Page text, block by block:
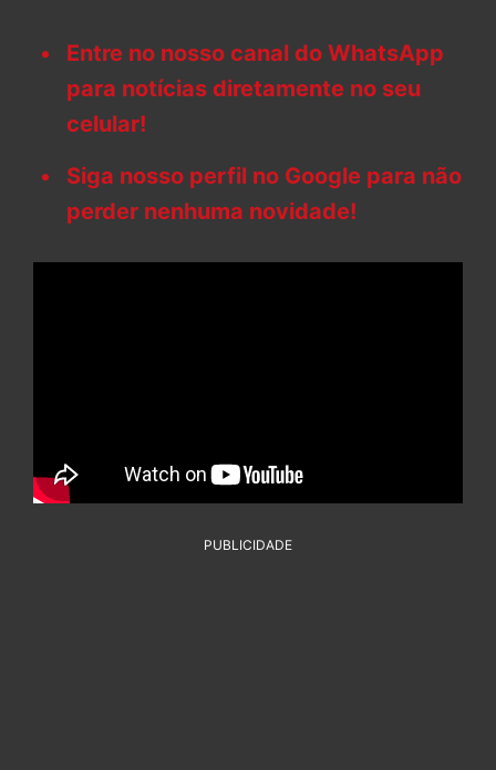
Entre no nosso canal do WhatsApp
para notícias diretamente no seu
celular!
Siga nosso perfil no Google para não
perder nenhuma novidade!
PUBLICIDADE